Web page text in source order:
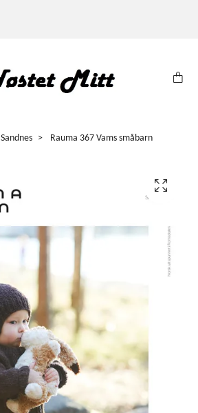
Sandnes Rauma 367 Vams småbarn